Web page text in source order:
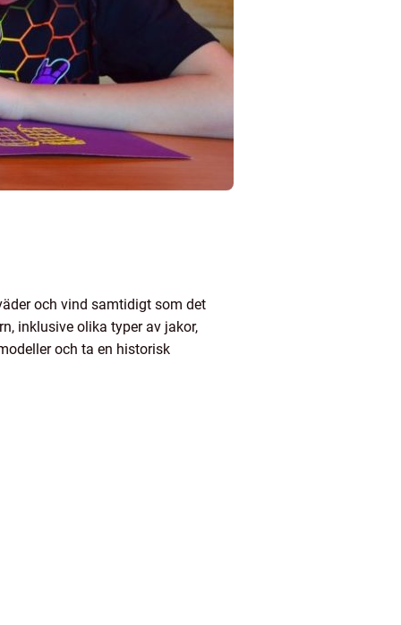
och vind samtidigt som det
inklusive olika typer av jakor,
och ta en historisk